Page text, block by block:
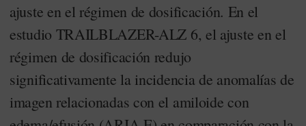
ajuste en el régimen de dosificación. En el
estudio TRAILBLAZER-ALZ 6, el ajuste en el
régimen de dosificación redujo
significativamente la incidencia de anomalías de
imagen relacionadas con el amiloide con